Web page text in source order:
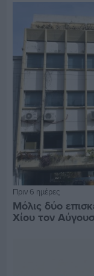
Πριν 6 ημέρες
Μόλις δύο
Χίου τον